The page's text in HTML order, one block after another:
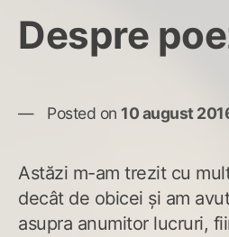
Despre
Posted on 10 august
Astăzi m-am trezit cu
decât de obicei și am
asupra anumitor lucruri,